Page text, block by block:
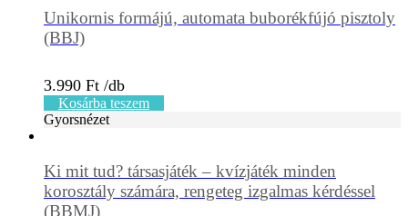
Unikornis formájú, automata buborékfújó pisztoly
(BBJ)
3.990 Ft
Kosárba teszem
Gyorsnézet
Ki mit tud? társasjáték – kvízjáték minden
korosztály számára, rengeteg izgalmas kérdéssel
(BBMJ)